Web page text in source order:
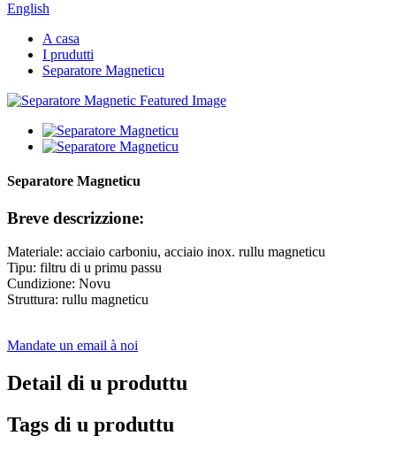
English
A casa
I prudutti
Separatore Magneticu
Separatore Magneticu
Breve descrizzione:
Materiale: acciaio carboniu, acciaio inox. rullu magneticu
Tipu: filtru di u primu passu
Cundizione: Novu
Struttura: rullu magneticu
Mandate un email à noi
Detail di u produttu
Tags di u produttu